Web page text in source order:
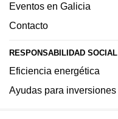
Eventos en Galicia
Contacto
RESPONSABILIDAD SOCIAL
Eficiencia energética
Ayudas para inversiones